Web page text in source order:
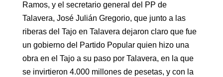
Ramos, y el secretario general del PP de
Talavera, José Julián Gregorio, que junto a las
riberas del Tajo en Talavera dejaron claro que fue
un gobierno del Partido Popular quien hizo una
obra en el Tajo a su paso por Talavera, en la que
se invirtieron 4.000 millones de pesetas, y con la